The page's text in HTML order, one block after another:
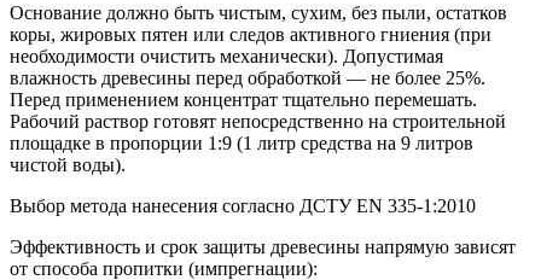
Основание должно быть чистым, сухим, без пыли, остатков
коры, жировых пятен или следов активного гниения (при
необходимости очистить механически). Допустимая
влажность древесины перед обработкой — не более 25%.
Перед применением концентрат тщательно перемешать.
Рабочий раствор готовят непосредственно на строительной
площадке в пропорции 1:9 (1 литр средства на 9 литров
чистой воды).
Выбор метода нанесения согласно ДСТУ EN 335-1:2010
Эффективность и срок защиты древесины напрямую зависят
от способа пропитки (импрегнации):